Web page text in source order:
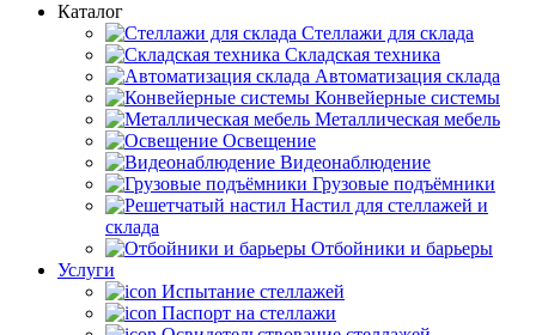
Каталог
Cтеллажи для склада
Складская техника
Автоматизация склада
Конвейерные системы
Металлическая мебель
Освещение
Видеонаблюдение
Грузовые подъёмники
Настил для стеллажей и
склада
Отбойники и барьеры
Услуги
Испытание стеллажей
Паспорт на стеллажи